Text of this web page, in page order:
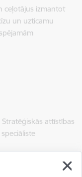
ceļotājus izmantot
un uzticamu
attīstības